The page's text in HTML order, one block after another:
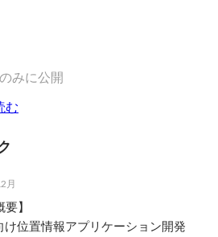
みに公開
む
月
】
け位置情報アプリケーション開発